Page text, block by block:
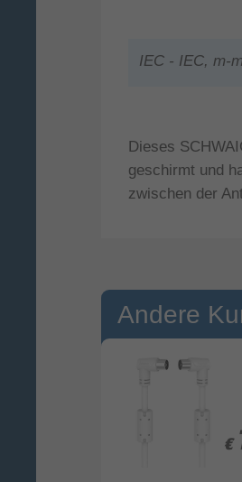
IEC - IEC, m-
Dieses
geschirmt und
zwischen der
Andere
€
€